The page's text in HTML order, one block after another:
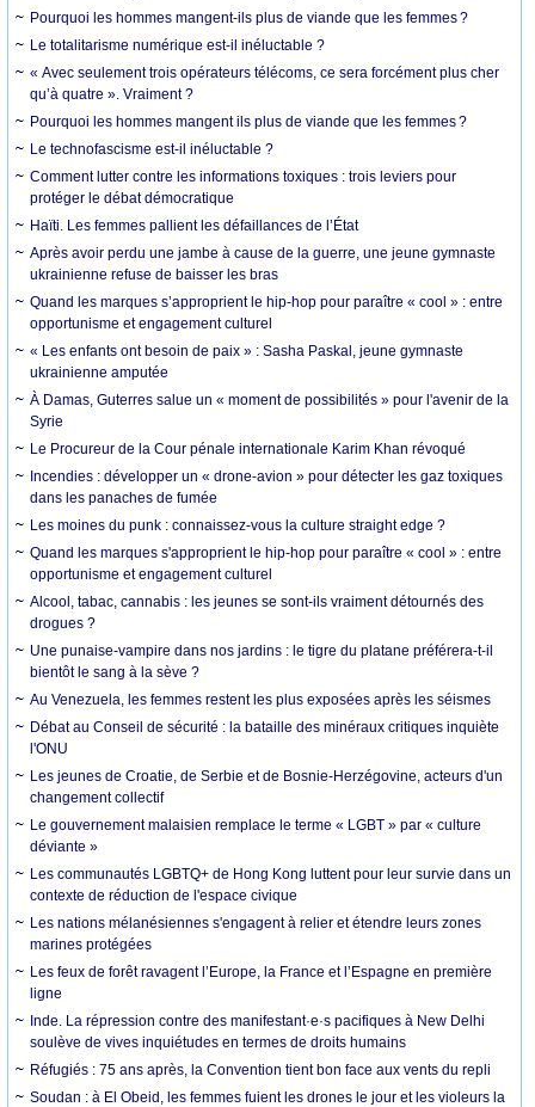
Pourquoi les hommes mangent-ils plus de viande que les femmes ?
Le totalitarisme numérique est-il inéluctable ?
« Avec seulement trois opérateurs télécoms, ce sera forcément plus cher
qu’à quatre ». Vraiment ?
Pourquoi les hommes mangent ils plus de viande que les femmes ?
Le technofascisme est-il inéluctable ?
Comment lutter contre les informations toxiques : trois leviers pour
protéger le débat démocratique
Haïti. Les femmes pallient les défaillances de l’État
Après avoir perdu une jambe à cause de la guerre, une jeune gymnaste
ukrainienne refuse de baisser les bras
Quand les marques s’approprient le hip-hop pour paraître « cool » : entre
opportunisme et engagement culturel
« Les enfants ont besoin de paix » : Sasha Paskal, jeune gymnaste
ukrainienne amputée
À Damas, Guterres salue un « moment de possibilités » pour l'avenir de la
Syrie
Le Procureur de la Cour pénale internationale Karim Khan révoqué
Incendies : développer un « drone-avion » pour détecter les gaz toxiques
dans les panaches de fumée
Les moines du punk : connaissez-vous la culture straight edge ?
Quand les marques s'approprient le hip-hop pour paraître « cool » : entre
opportunisme et engagement culturel
Alcool, tabac, cannabis : les jeunes se sont-ils vraiment détournés des
drogues ?
Une punaise-vampire dans nos jardins : le tigre du platane préférera-t-il
bientôt le sang à la sève ?
Au Venezuela, les femmes restent les plus exposées après les séismes
Débat au Conseil de sécurité : la bataille des minéraux critiques inquiète
l'ONU
Les jeunes de Croatie, de Serbie et de Bosnie-Herzégovine, acteurs d'un
changement collectif
Le gouvernement malaisien remplace le terme « LGBT » par « culture
déviante »
Les communautés LGBTQ+ de Hong Kong luttent pour leur survie dans un
contexte de réduction de l'espace civique
Les nations mélanésiennes s'engagent à relier et étendre leurs zones
marines protégées
Les feux de forêt ravagent l’Europe, la France et l’Espagne en première
ligne
Inde. La répression contre des manifestant·e·s pacifiques à New Delhi
soulève de vives inquiétudes en termes de droits humains
Réfugiés : 75 ans après, la Convention tient bon face aux vents du repli
Soudan : à El Obeid, les femmes fuient les drones le jour et les violeurs la